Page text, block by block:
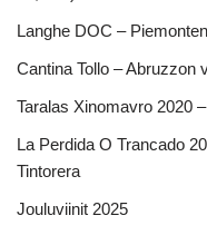
Langhe DOC –
Cantina Tollo – Abruzzon
Taralas Xinomavro 2020
La Perdida O Trancado
Tintorera
Jouluviinit 2025